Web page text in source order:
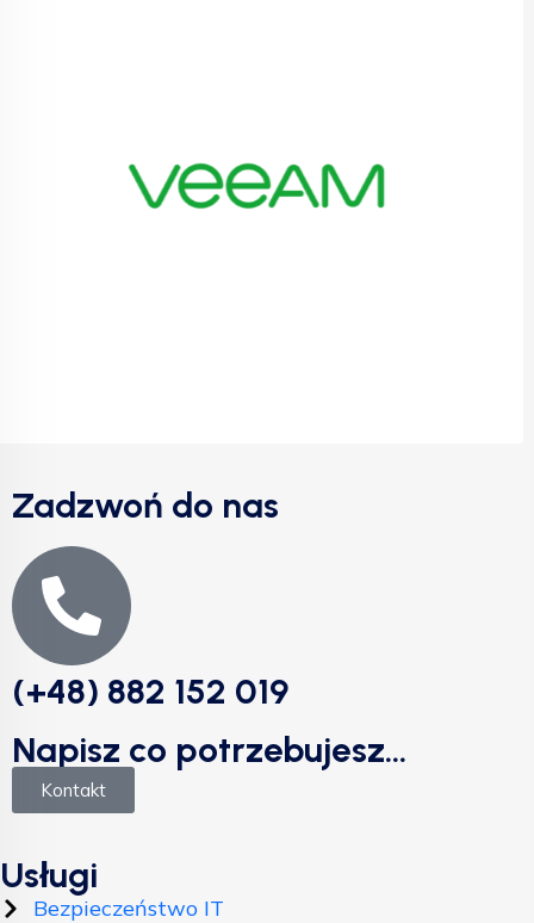
Zadzwoń do nas
(+48) 882 152 019
Napisz co potrzebujesz...
Kontakt
Usługi
Bezpieczeństwo IT